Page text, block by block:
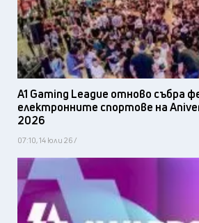
A1 Gaming League отново събра
електронните спортове на
2026
07:10, 14 юли 26 /